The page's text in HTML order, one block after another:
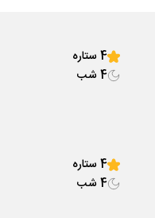
4 ستاره
4 شب
4 ستاره
4 شب